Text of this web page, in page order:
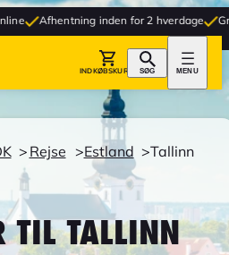
inden for 2 hverdage Gratis levering
INDKØBSKURV SØG MENU
Rejse Estland Tallinn
TIL TALLINN